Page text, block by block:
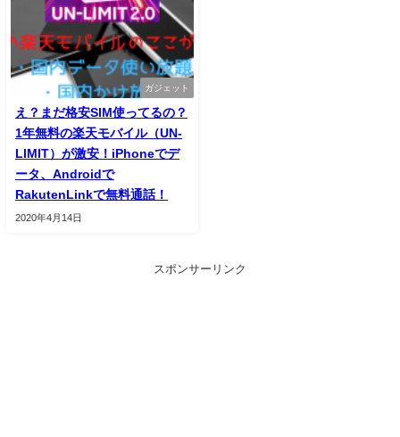
ガジェット
え？まだ格安SIM使ってるの？
1年無料の楽天モバイル（UN-
LIMIT）が激安！iPhoneでデ
ータ、Androidで
RakutenLinkで無料通話！
2020年4月14日
スポンサーリンク